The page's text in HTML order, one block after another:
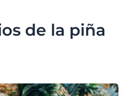
de la piña